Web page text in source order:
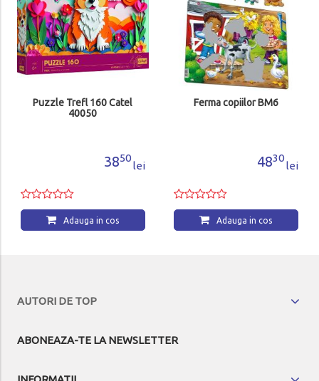
Puzzle Trefl 160 Catel
40050
3850
lei
Adauga in cos
Ferma copiilor BM6
4830
lei
Adauga in cos
AUTORI DE TOP
ABONEAZA-TE LA NEWSLETTER